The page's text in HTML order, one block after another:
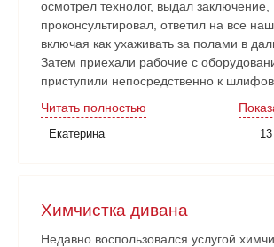
осмотрел технолог, выдал заключение,
проконсультировал, ответил на все
включая как ухаживать за полами в
Затем приехали рабочие с
приступили непосредственно к
наши замечания и пожелания
сдана в срок. Очень довольны!
Читать полностью
Екатерина
Химчистка дивана
Недавно воспользовался услугой